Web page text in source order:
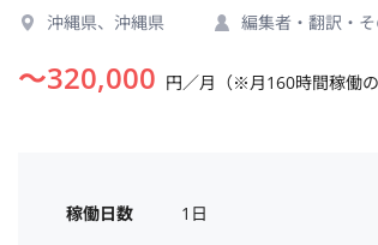
沖縄県、沖縄県 編集者・翻訳・
〜320,000 円／月（※月160時間稼働の
稼働日数
1日